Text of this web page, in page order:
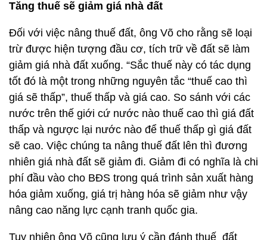
Tăng thuế sẽ giảm giá nhà đất
Đối với việc nâng thuế đất, ông Võ cho rằng sẽ loại
trừ được hiện tượng đầu cơ, tích trữ về đất sẽ làm
giảm giá nhà đất xuống. “Sắc thuế này có tác dụng
tốt đó là một trong những nguyên tắc “thuế cao thì
giá sẽ thấp”, thuế thấp và giá cao. So sánh với các
nước trên thế giới cứ nước nào thuế cao thì giá đất
thấp và ngược lại nước nào để thuế thấp gì giá đất
sẽ cao. Việc chúng ta nâng thuế đất lên thì đương
nhiên giá nhà đất sẽ giảm đi. Giảm đi có nghĩa là chi
phí đầu vào cho BĐS trong quá trình sản xuất hàng
hóa giảm xuống, giá trị hàng hóa sẽ giảm như vậy
nâng cao năng lực cạnh tranh quốc gia.
Tuy nhiên ông Võ cũng lưu ý cần đánh thuế đất